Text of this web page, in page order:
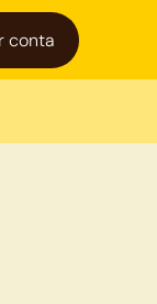
conta